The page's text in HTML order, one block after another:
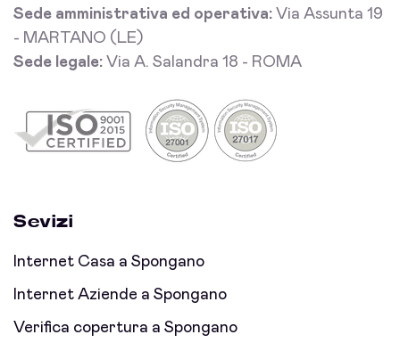
Sede amministrativa ed operativa: Via Assunta 19
- MARTANO (LE)
Sede legale: Via A. Salandra 18 - ROMA
Sevizi
Internet Casa a Spongano
Internet Aziende a Spongano
Verifica copertura a Spongano